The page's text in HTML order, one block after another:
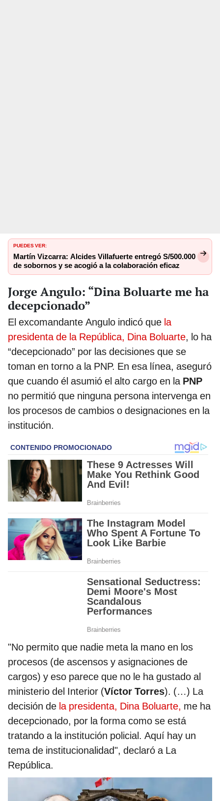
PUEDES VER:
Martín Vizcarra: Alcides Villafuerte entregó S/500.000
de sobornos y se acogió a la colaboración eficaz
Jorge Angulo: “Dina Boluarte me ha
decepcionado”
El excomandante Angulo indicó que la
presidenta de la República, Dina Boluarte, lo ha
“decepcionado” por las decisiones que se
toman en torno a la PNP. En esa línea, aseguró
que cuando él asumió el alto cargo en la PNP
no permitió que ninguna persona intervenga en
los procesos de cambios o designaciones en la
institución.
"No permito que nadie meta la mano en los
procesos (de ascensos y asignaciones de
cargos) y eso parece que no le ha gustado al
ministerio del Interior (Víctor Torres). (…) La
decisión de la presidenta, Dina Boluarte, me ha
decepcionado, por la forma como se está
tratando a la institución policial. Aquí hay un
tema de institucionalidad", declaró a La
República.